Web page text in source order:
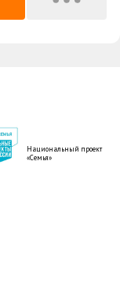
Национальный проект
«Семья»